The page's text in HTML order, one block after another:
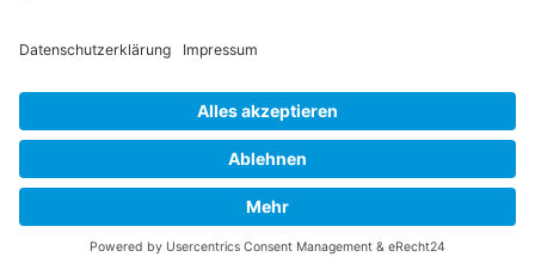
Öffnungszeiten Rathaus
Montag bis Donnerstag:
08:00 – 11:30 und 13:30 – 17:00 Uhr
(vor Feiertagen bis 16:00 Uhr)
Freitag:
08:00 – 11:30 Uhr